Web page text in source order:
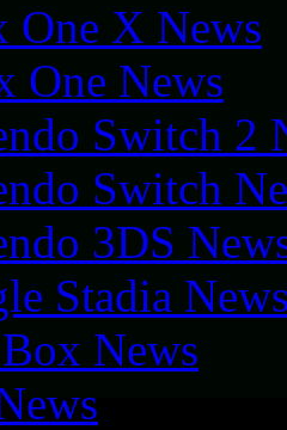
One X News
One News
Switch 2
Switch
3DS
Stadia
News